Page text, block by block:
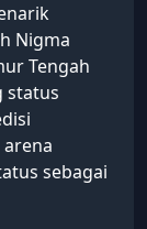
Nigma
Tengah
status
sebagai